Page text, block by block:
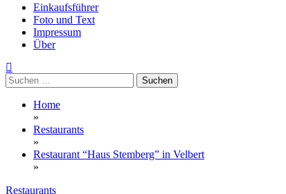
Einkaufsführer
Foto und Text
Impressum
Über
Suchen
nach:
Home
»
Restaurants
»
Restaurant “Haus Stemberg” in Velbert
»
Restaurants